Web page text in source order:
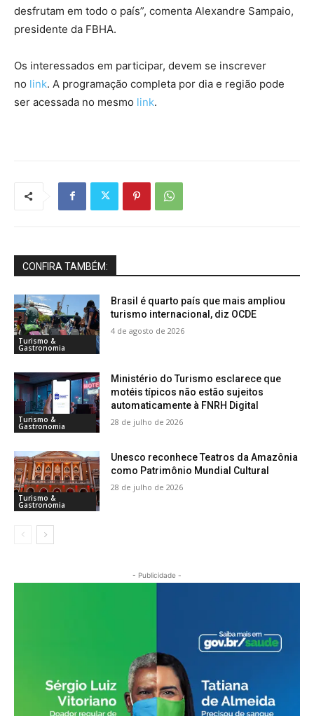
desfrutam em todo o país”, comenta Alexandre Sampaio,
presidente da FBHA.
Os interessados em participar, devem se inscrever
no link. A programação completa por dia e região pode
ser acessada no mesmo link.
CONFIRA TAMBÉM:
Turismo &
Gastronomia
Brasil é quarto país que mais ampliou
turismo internacional, diz OCDE
4 de agosto de 2026
Turismo &
Gastronomia
Ministério do Turismo esclarece que
motéis típicos não estão sujeitos
automaticamente à FNRH Digital
28 de julho de 2026
Turismo &
Gastronomia
Unesco reconhece Teatros da Amazônia
como Patrimônio Mundial Cultural
28 de julho de 2026
- Publicidade -